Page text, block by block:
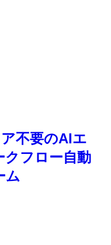
不要のAIエ
クフロー自動
ム